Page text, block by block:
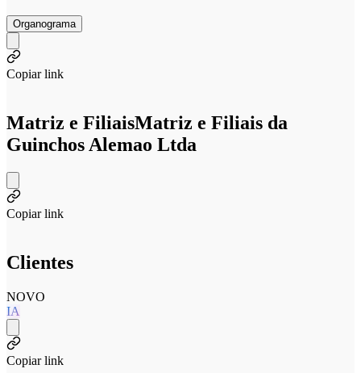
Organograma
Copiar link
Matriz e FiliaisMatriz e Filiais da
Guinchos Alemao Ltda
Copiar link
Clientes
NOVO
IA
Copiar link